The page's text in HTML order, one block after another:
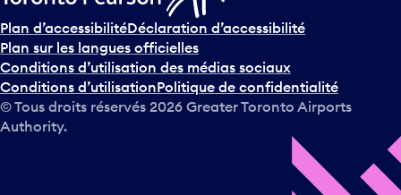
Plan d’accessibilitéDéclaration d’accessibilité
Plan sur les langues officielles
Conditions d’utilisation des médias sociaux
Conditions d’utilisationPolitique de confidentialité
© Tous droits réservés 2026 Greater Toronto Airports
Authority.